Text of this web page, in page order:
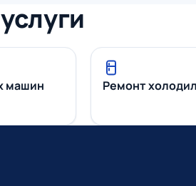
машин Ремонт